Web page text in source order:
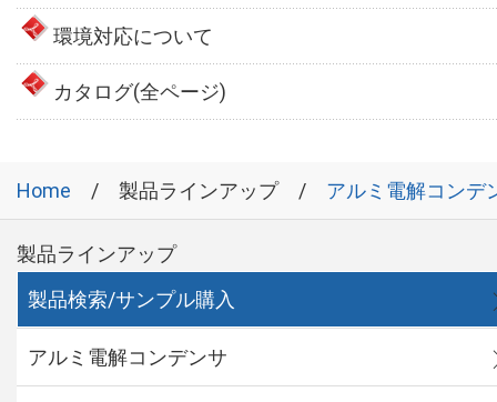
環境対応について
カタログ(全ページ)
Home 製品ラインアップ アルミ電解コンデ
製品ラインアップ
製品検索/サンプル購入
アルミ電解コンデンサ